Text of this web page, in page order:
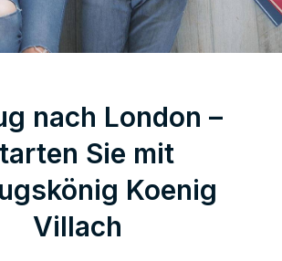
nach London –
Sie mit
Koenig
Villach